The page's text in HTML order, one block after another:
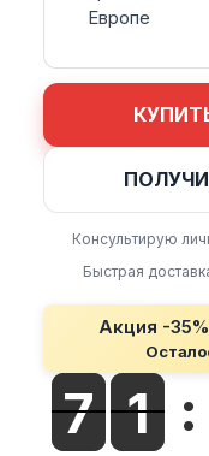
Европе
Консультирую
Быстрая
Акция -